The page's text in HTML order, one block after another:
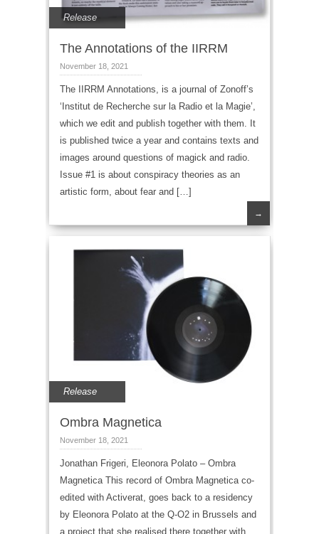
Release
The Annotations of the IIRRM
November 18, 2021
The IIRRM Annotations, is a journal of Zonoff’s
‘Institut de Recherche sur la Radio et la Magie’,
which we edit and publish together with them. It
is published twice a year and contains texts and
images around questions of magick and radio.
Issue #1 is about conspiracy theories as an
artistic form, about fear and […]
→
Release
Ombra Magnetica
November 18, 2021
Jonathan Frigeri, Eleonora Polato – Ombra
Magnetica This record of Ombra Magnetica co-
edited with Activerat, goes back to a residency
by Eleonora Polato at the Q-O2 in Brussels and
a project that she realised there together with